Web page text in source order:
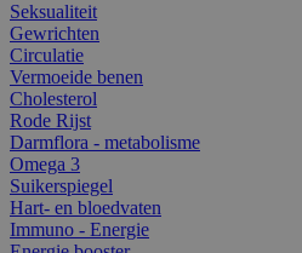
Seksualiteit
Gewrichten
Circulatie
Vermoeide benen
Cholesterol
Rode Rijst
Darmflora - metabolisme
Omega 3
Suikerspiegel
Hart- en bloedvaten
Immuno - Energie